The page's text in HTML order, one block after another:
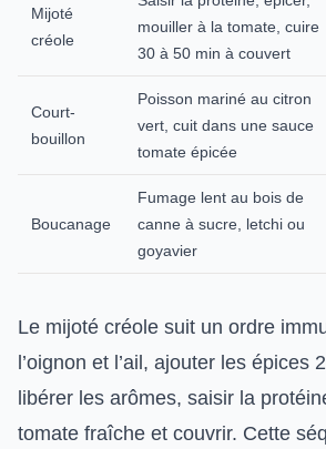
Mijoté
créole
mouiller à la tomate, cuire
30 à 50 min à couvert
Court-
bouillon
Poisson mariné au citron
vert, cuit dans une sauce
tomate épicée
Boucanage
Fumage lent au bois de
canne à sucre, letchi ou
goyavier
Le mijoté créole suit un ordre
l’oignon et l’ail, ajouter les épices
libérer les arômes, saisir la
tomate fraîche et couvrir. Cette